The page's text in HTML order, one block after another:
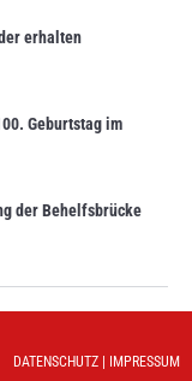
erhalten
Geburtstag im
der Behelfsbrücke
DATENSCHUTZ IMPRESSUM